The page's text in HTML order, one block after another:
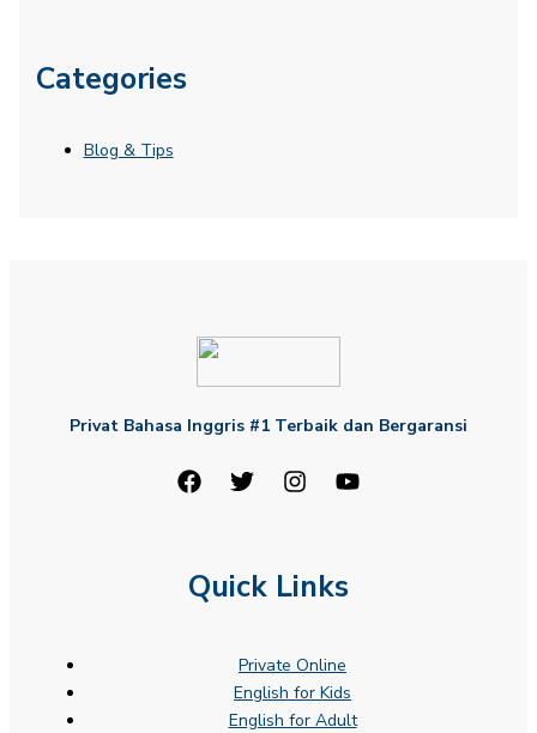
Categories
Blog & Tips
Privat Bahasa Inggris #1 Terbaik dan Bergaransi
Quick Links
Private Online
English for Kids
English for Adult